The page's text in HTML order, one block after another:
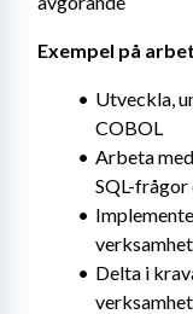
Exempel på
Utveckla,
COBOL
Arbeta
SQL-frågor
Delta i